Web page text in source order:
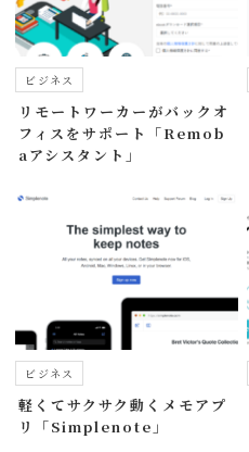
ビジネス
リモートワーカーがバックオ
フィスをサポート「Remob
aアシスタント」
ビジネス
軽くてサクサク動くメモアプ
リ「Simplenote」